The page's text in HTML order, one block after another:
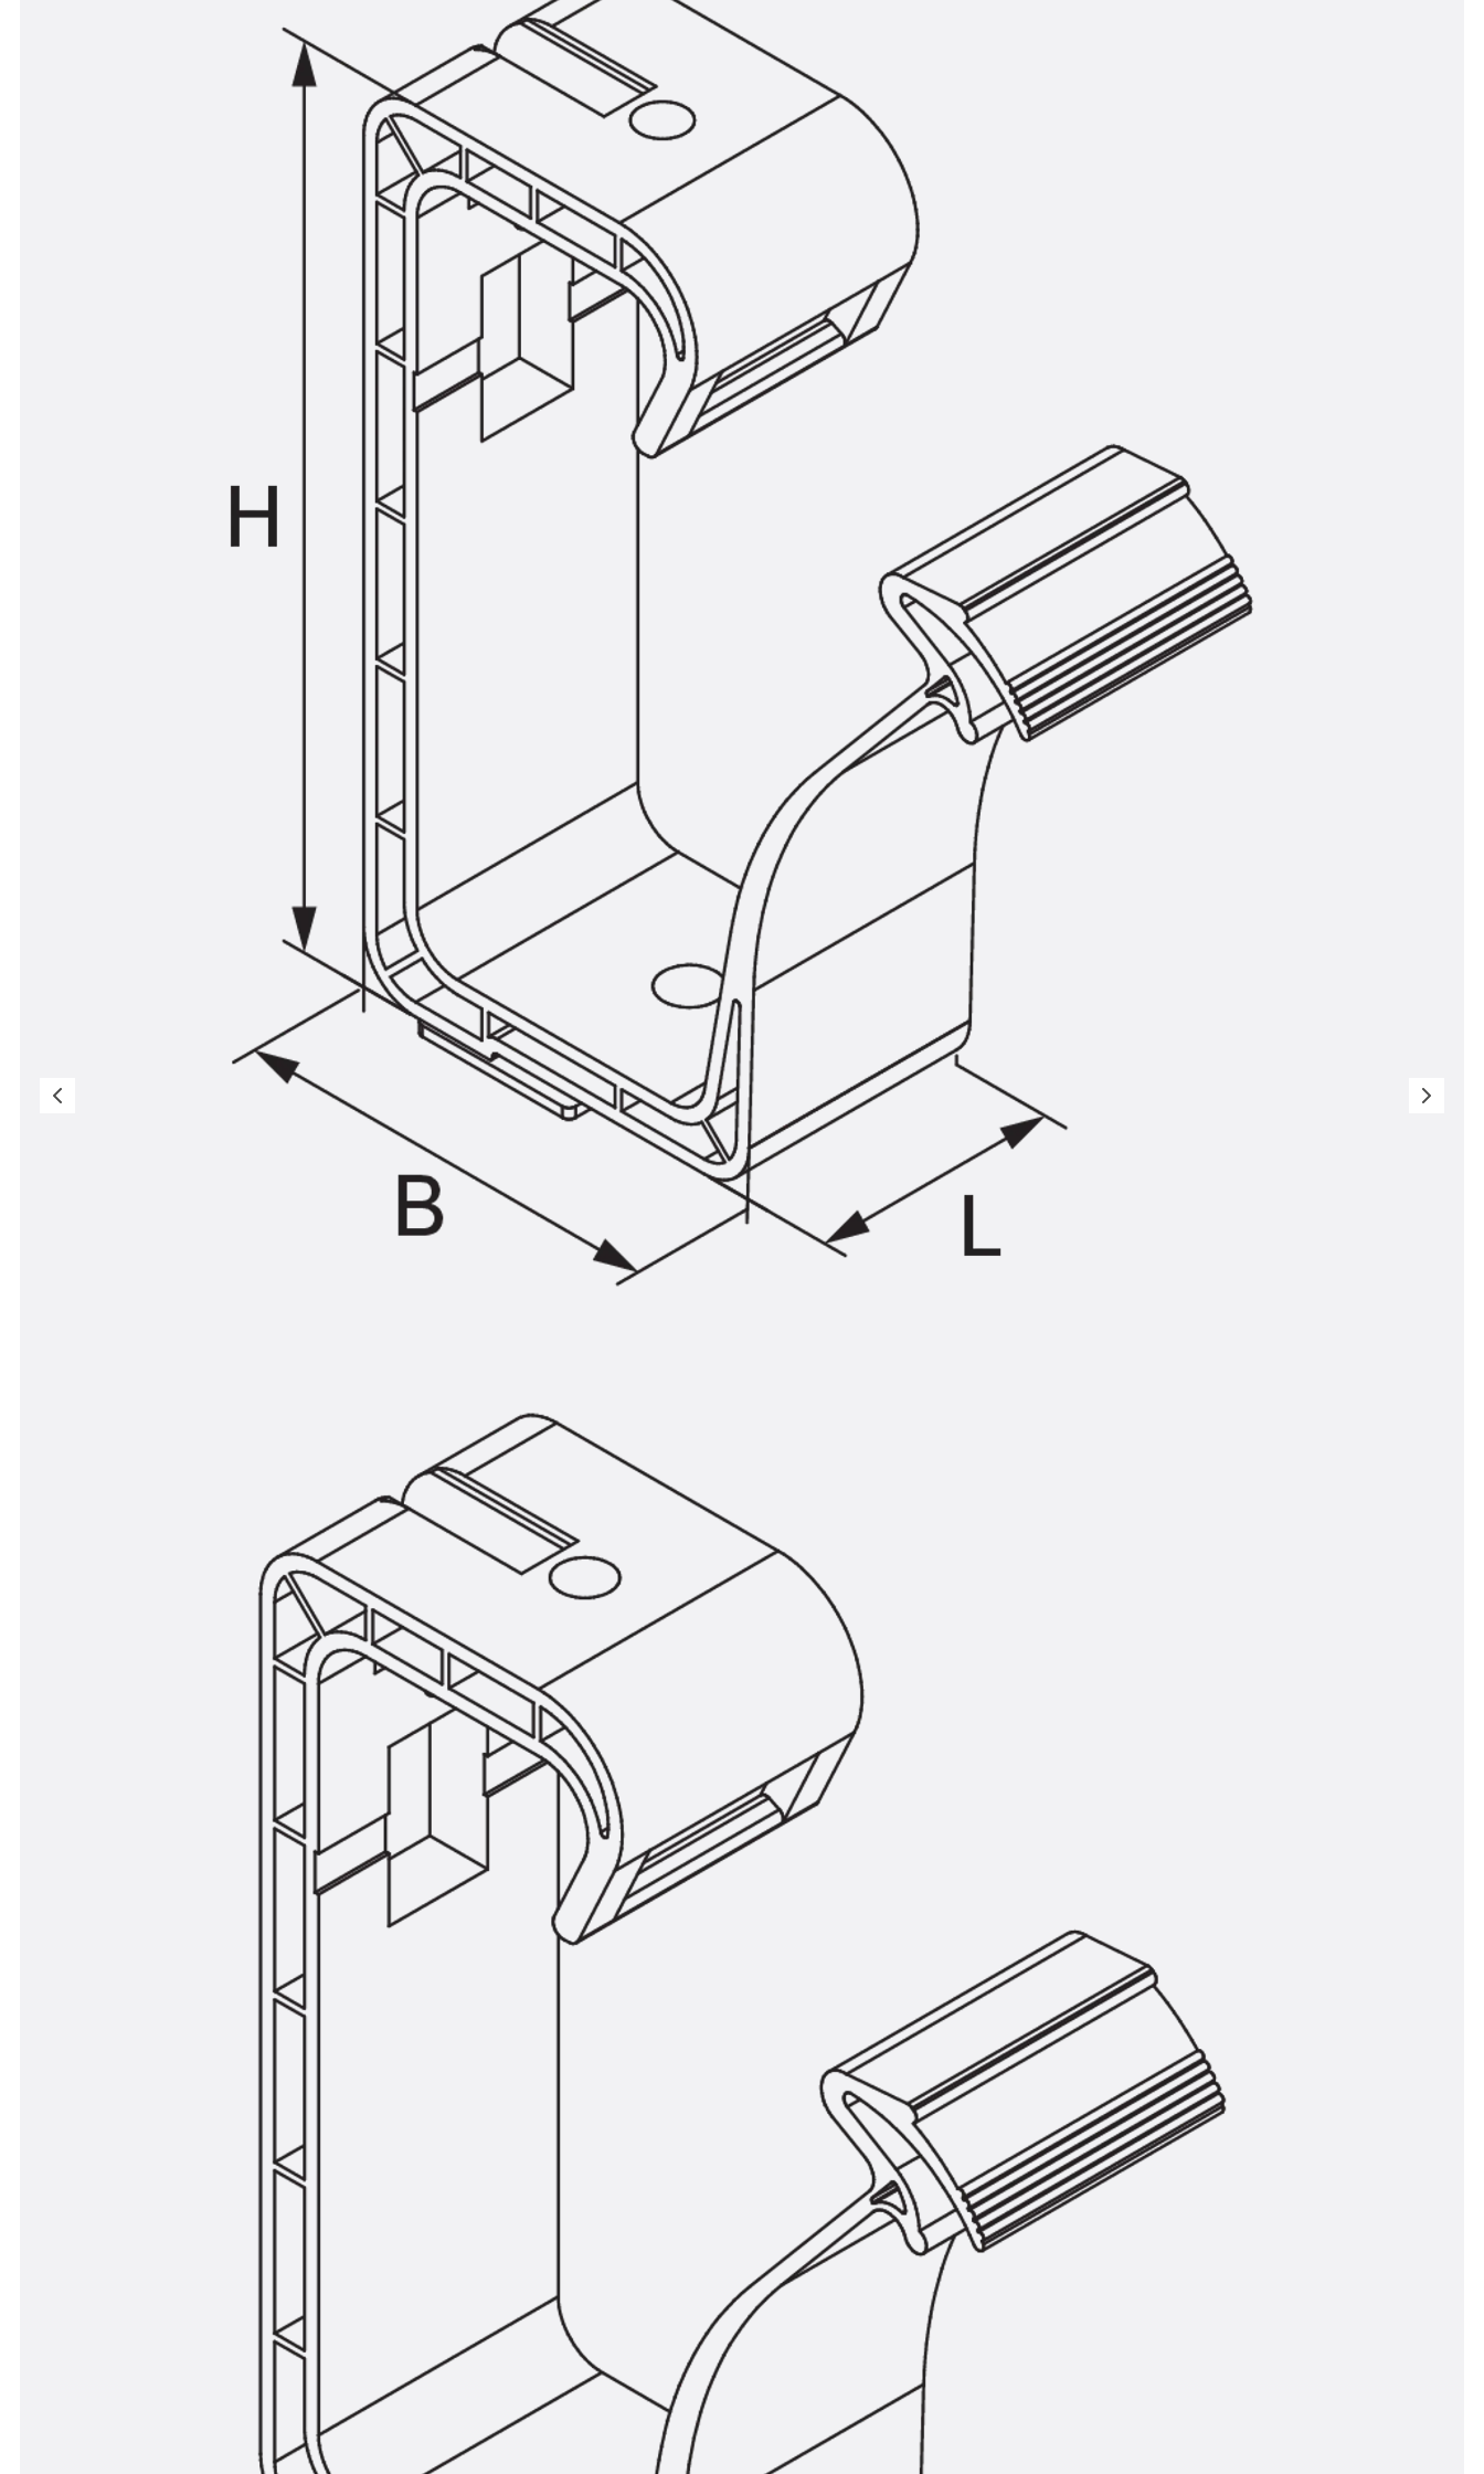
KUNEX® Mauerkragen
KUNEX® ABS Abschalelemente
Fugenbänder Zubehör
Fugenbleche
Zurück Fugenbleche
PENTAFLEX KB®
PENTAFLEX® FTS
PENTAFLEX® STK
PENTAFLEX® OPTI-Mauerstärken
PENTAFLEX® Modul
Fugenbleche Zubehör
Frischbetonverbundsysteme
Frischbetonverbundsysteme Zubehör
Rohrdurchführungen
PENTAFLEX® Transwand
PENTAFLEX® Bodendurchführung
PENTAFLEX® Bodenablauf
Rohrdurchführungen Zubehör
Quellbänder
Zurück
Quellbänder
SWELLFLEX®
Quellbänder Zubehör
Injektionsschläuche
Zurück
Injektionsschläuche
PLURAFLEX®
Injektionsschläuche Zubehör
Injektionsschläuche Sets
Befestigung
Zurück
Befestigung
Ankerschienen
Zurück Ankerschienen
Ankerschiene JSA K
Ankerschiene JTA W
Ankerschiene JTA K
Montageschiene JM K
Montageschiene JML K, gelocht
Montageschiene JXM W, gezahnt
Montageschiene JZM K, gezahnt
Montageschiene JZML K, gezahnt & gelocht
Geländerbefestigungsschienen
Geländerbefestigungsschienen
Geländerbefestigungsschiene JGB
Spezialschrauben
Zurück Spezialschrauben
Hakenkopfschraube JA
Hakenkopfschraube JB
Sollbruchschraube JB-SB
Sollbruchschraube JH-SB
Doppelkerbzahnschraube JKB
Doppelkerbzahnschraube JKC
Zahnschraube JXB
Zahnschraube JXD
Zahnschraube JXH
Zahnschraube JZS
Anschlagbefestigungen
Zurück Anschlagbefestigungen
Liftschachtanker JLF
Liftschachtschlinge JLS
Maueranschlussschienen
Maueranschlussschienen
Maueranschlussschiene KT
Trapezblechbefestigungsschienen